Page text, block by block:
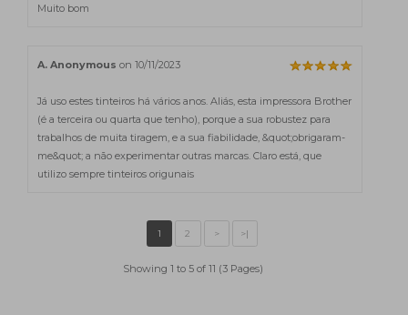
Muito bom
A. Anonymous on 10/11/2023
Já uso estes tinteiros há vários anos. Aliás, esta impressora Brother
(é a terceira ou quarta que tenho), porque a sua robustez para
trabalhos de muita tiragem, e a sua fiabilidade, &quot;obrigaram-
me&quot; a não experimentar outras marcas. Claro está, que
utilizo sempre tinteiros origunais
Showing 1 to 5 of 11 (3 Pages)